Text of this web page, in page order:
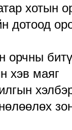
хотын
дотоод
орчны
хэв маяг